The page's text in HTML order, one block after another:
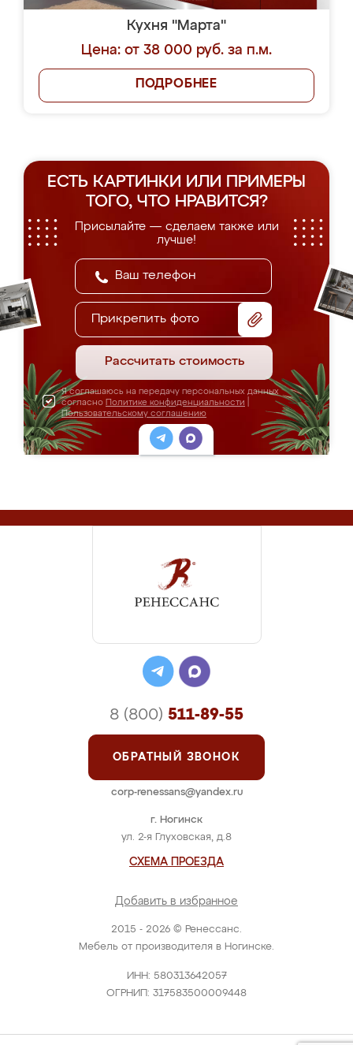
Кухня "Марта"
Цена: от 38 000 руб. за п.м.
ПОДРОБНЕЕ
ЕСТЬ КАРТИНКИ ИЛИ ПРИМЕРЫ
ТОГО, ЧТО НРАВИТСЯ?
Присылайте — сделаем также или
лучше!
Прикрепить фото
Рассчитать стоимость
Я соглашаюсь на передачу персональных данных
согласно Политике конфиденциальности
Пользовательскому соглашению
2015 - 2026 © Ренессанс.
Мебель от производителя в Ногинске.
ИНН: 580313642057
ОГРНИП: 317583500009448
г. Ногинск
ул. 2-я Глуховская, д.8
СХЕМА ПРОЕЗДА
Добавить в избранное
8 (800) 511-89-55
ОБРАТНЫЙ ЗВОНОК
corp-renessans@yandex.ru